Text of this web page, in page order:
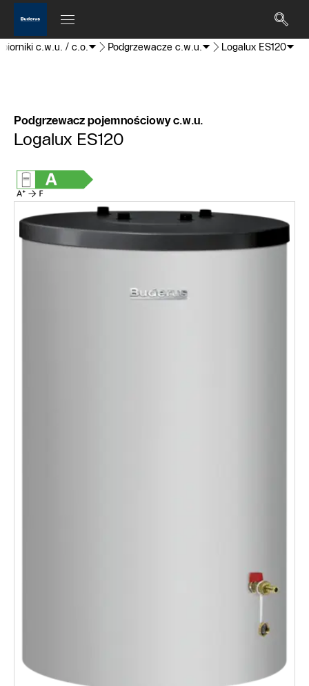
c.w.u. / c.o. Podgrzewacze c.w.u. Logalux ES120
Podgrzewacz pojemnościowy c.w.u.
Logalux ES120